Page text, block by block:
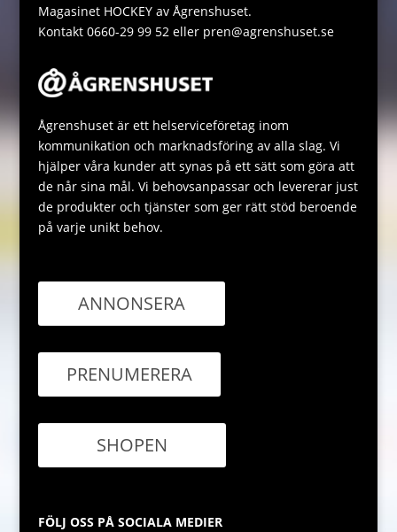
Magasinet HOCKEY av Ågrenshuset.
Kontakt 0660-29 99 52 eller pren@agrenshuset.se
Ågrenshuset är ett helserviceföretag inom
kommunikation och marknadsföring av alla slag. Vi
hjälper våra kunder att synas på ett sätt som göra att
de når sina mål. Vi behovsanpassar och levererar just
de produkter och tjänster som ger rätt stöd beroende
på varje unikt behov.
ANNONSERA
PRENUMERERA
SHOPEN
FÖLJ OSS PÅ SOCIALA MEDIER